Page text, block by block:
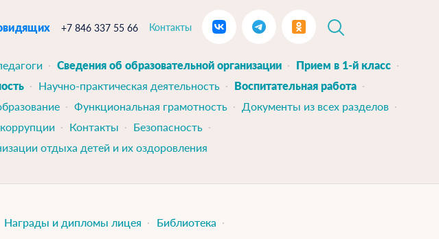
+7 846 337 55 66 Контакты
Сведения об образовательной организации
Прием в 1-й класс
Научно-практическая деятельность
Воспитательная работа
Функциональная грамотность
Документы из всех разделов
Контакты
Безопасность
отдыха детей и их оздоровления
Награды и дипломы лицея
Библиотека